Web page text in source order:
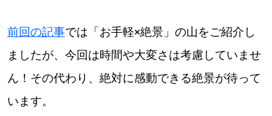
運営会社 広告掲載
情報提供・お問い合わせ 利用規約
前回の記事では「お手軽×絶景」の山をご紹介し
ましたが、今回は時間や大変さは考慮していませ
ん！その代わり、絶対に感動できる絶景が待って
います。